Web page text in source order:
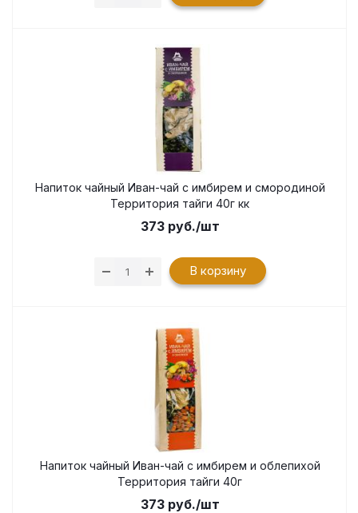
Напиток чайный Иван-чай с имбирем и смородиной
Территория тайги 40г кк
373руб./шт
В корзину
Напиток чайный Иван-чай с имбирем и облепихой
Территория тайги 40г
373руб./шт